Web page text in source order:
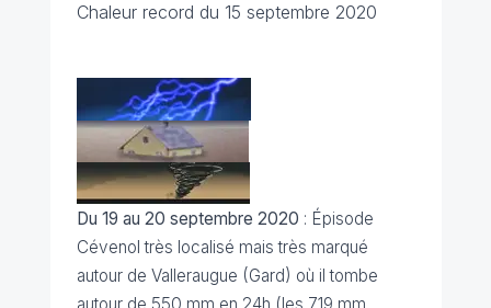
Chaleur record du 15 septembre 2020
Du 19 au 20 septembre 2020 : Épisode
Cévenol très localisé mais très marqué
autour de Valleraugue (Gard) où il tombe